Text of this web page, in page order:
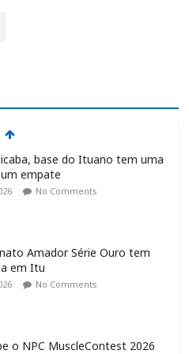
base do Ituano tem uma
empate
No Comments
Amador Série Ouro tem
em Itu
No Comments
o NPC MuscleContest 2026